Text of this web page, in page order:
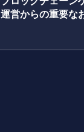
運営からの重要な